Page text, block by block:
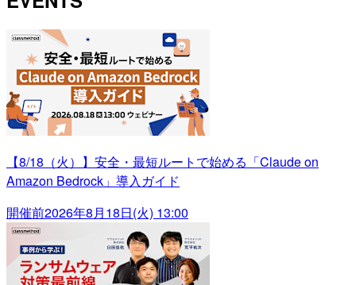
【8/18（火）】安全・最短ルートで始める「Claude on
Amazon Bedrock」導入ガイド
開催前2026年8月18日(火) 13:00